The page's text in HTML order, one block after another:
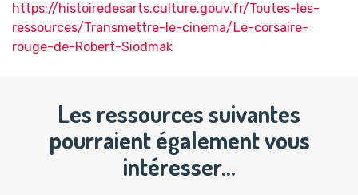
https://histoiredesarts.culture.gouv.fr/Toutes-les-
ressources/Transmettre-le-cinema/Le-corsaire-
rouge-de-Robert-Siodmak
Les ressources suivantes
pourraient également vous
intéresser…